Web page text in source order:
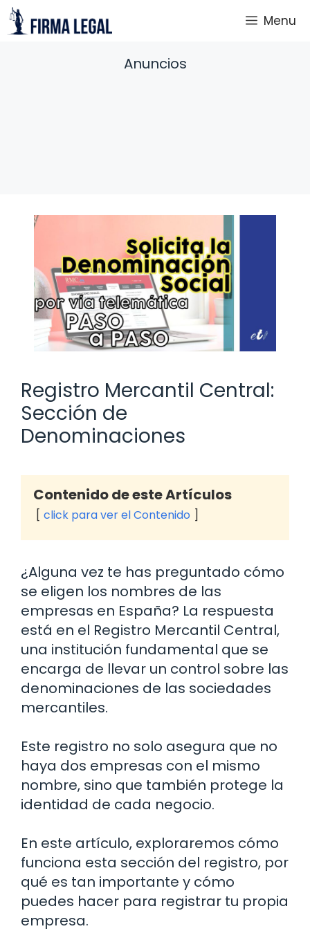
Saltar
al
Menu
Anuncios
Registro Mercantil Central:
Sección de
Denominaciones
Contenido de este Artículos
click para ver el Contenido
¿Alguna vez te has preguntado cómo
se eligen los nombres de las
empresas en España? La respuesta
está en el Registro Mercantil Central,
una institución fundamental que se
encarga de llevar un control sobre las
denominaciones de las sociedades
mercantiles.
Este registro no solo asegura que no
haya dos empresas con el mismo
nombre, sino que también protege la
identidad de cada negocio.
En este artículo, exploraremos cómo
funciona esta sección del registro, por
qué es tan importante y cómo
puedes hacer para registrar tu propia
empresa.